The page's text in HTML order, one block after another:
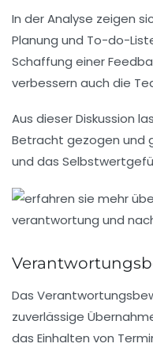
In der Analyse zeigen
Planung und To-do-
Schaffung einer
verbessern auch die
Aus dieser Diskussion
Betracht gezogen und
und das
Das
zuverlässige
das Einhalten von